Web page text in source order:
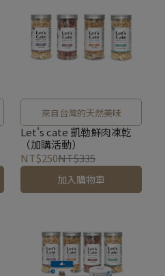
來自台灣的天然美味
Let's cate 凱勒鮮肉凍乾
（加購活動）
NT$250NT$335
加入購物車